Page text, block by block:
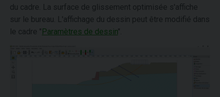
du cadre. La surface de glissement optimisée s'affiche
sur le bureau. L'affichage du dessin peut être modifié dans
le cadre "Paramètres de dessin".